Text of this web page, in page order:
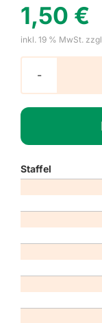
1,50 €
inkl. 19 % MwSt.
Staffel